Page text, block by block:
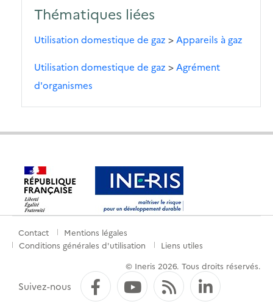
Thématiques liées
Utilisation domestique de gaz > Appareils à gaz
Utilisation domestique de gaz > Agrément
d'organismes
Menu
pied
Contact
Mentions légales
Conditions générales d'utilisation
Liens utiles
© Ineris 2026. Tous droits réservés.
Suivez-nous FacebookYouTube
Flux RSS